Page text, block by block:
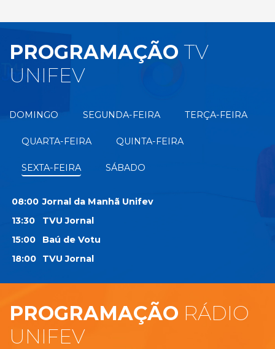
PROGRAMAÇÃO TV
UNIFEV
DOMINGO SEGUNDA-FEIRA TERÇA-FEIRA
QUARTA-FEIRA QUINTA-FEIRA
SEXTA-FEIRA SÁBADO
08:00 Jornal da Manhã Unifev
13:30
TVU Jornal
15:00
Baú de Votu
18:00
TVU Jornal
PROGRAMAÇÃO RÁDIO
UNIFEV